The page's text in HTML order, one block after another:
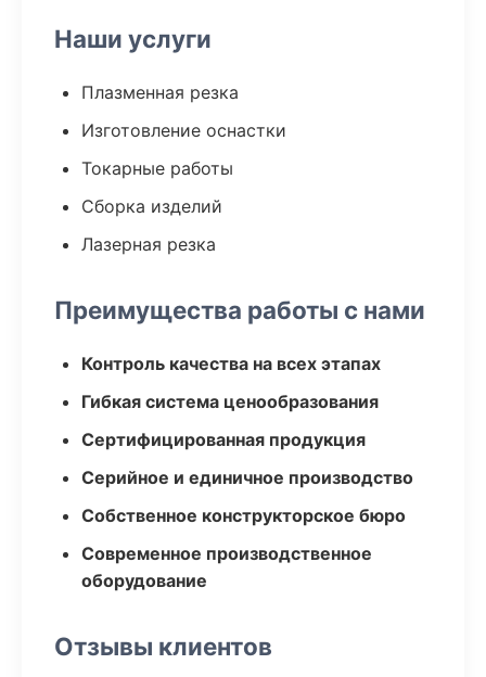
Наши услуги
Плазменная резка
Изготовление оснастки
Токарные работы
Сборка изделий
Лазерная резка
Преимущества работы с нами
Контроль качества на всех этапах
Гибкая система ценообразования
Сертифицированная продукция
Серийное и единичное производство
Собственное конструкторское бюро
Современное производственное
оборудование
Отзывы клиентов